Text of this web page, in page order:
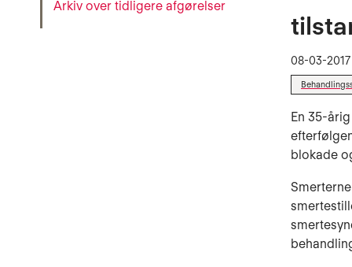
Arkiv over tidligere afgørelser
08-03-2017
En 35-
blokade